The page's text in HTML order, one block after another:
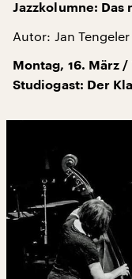
Jazzkolumne: Das
Autor: Jan Tengeler
Montag, 16. März
Studiogast: Der